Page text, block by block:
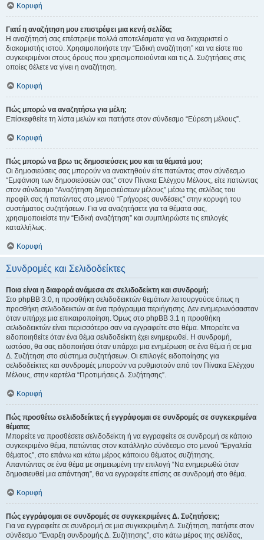
Κορυφή
Γιατί η αναζήτηση μου επιστρέφει μια κενή σελίδα;
Η αναζήτησή σας επέστρεψε πολλά αποτελέσματα για να διαχειριστεί ο
διακομιστής ιστού. Χρησιμοποιήστε την “Ειδική αναζήτηση” και να είστε πιο
συγκεκριμένοι στους όρους που χρησιμοποιούνται και τις Δ. Συζητήσεις στις
οποίες θέλετε να γίνει η αναζήτηση.
Κορυφή
Πώς μπορώ να αναζητήσω για μέλη;
Επίσκεφθείτε τη λίστα μελών και πατήστε στον σύνδεσμο “Εύρεση μέλους”.
Κορυφή
Πώς μπορώ να βρω τις δημοσιεύσεις μου και τα θέματά μου;
Οι δημοσιεύσεις σας μπορούν να ανακτηθούν είτε πατώντας στον σύνδεσμο
“Εμφάνιση των δημοσιεύσεών σας” στον Πίνακα Ελέγχου Μέλους, είτε πατώντας
στον σύνδεσμο “Αναζήτηση δημοσιεύσεων μέλους” μέσω της σελίδας του
προφίλ σας ή πατώντας στο μενού “Γρήγορες συνδέσεις” στην κορυφή του
συστήματος συζητήσεων. Για να αναζητήσετε για τα θέματα σας,
χρησιμοποιείστε την “Ειδική αναζήτηση” και συμπληρώστε τις επιλογές
καταλλήλως.
Κορυφή
Συνδρομές και Σελιδοδείκτες
Ποια είναι η διαφορά ανάμεσα σε σελιδοδείκτη και συνδρομή;
Στο phpBB 3.0, η προσθήκη σελιδοδεικτών θεμάτων λειτουργούσε όπως η
προσθήκη σελιδοδεικτών σε ένα πρόγραμμα περιήγησης. Δεν ενημερωνόσασταν
όταν υπήρχε μια επικαιροποίηση. Όμως στο phpBB 3.1 η προσθήκη
σελιδοδεικτών είναι περισσότερο σαν να εγγραφείτε στο θέμα. Μπορείτε να
ειδοποιηθείτε όταν ένα θέμα σελιδοδείκτη έχει ενημερωθεί. Η συνδρομή,
ωστόσο, θα σας ειδοποιήσει όταν υπάρχει μια ενημέρωση σε ένα θέμα ή σε μια
Δ. Συζήτηση στο σύστημα συζητήσεων. Οι επιλογές ειδοποίησης για
σελιδοδείκτες και συνδρομές μπορούν να ρυθμιστούν από τον Πίνακα Ελέγχου
Μέλους, στην καρτέλα “Προτιμήσεις Δ. Συζήτησης”.
Κορυφή
Πώς προσθέτω σελιδοδείκτες ή εγγράφομαι σε συνδρομές σε συγκεκριμένα
θέματα;
Μπορείτε να προσθέσετε σελιδοδείκτη ή να εγγραφείτε σε συνδρομή σε κάποιο
συγκεκριμένο θέμα, πατώντας στον κατάλληλο σύνδεσμο στο μενού "Εργαλεία
θέματος", στο επάνω και κάτω μέρος κάποιου θέματος συζήτησης.
Απαντώντας σε ένα θέμα με σημειωμένη την επιλογή “Να ενημερωθώ όταν
δημοσιευθεί μια απάντηση”, θα να εγγραφείτε επίσης σε συνδρομή στο θέμα.
Κορυφή
Πώς εγγράφομαι σε συνδρομές σε συγκεκριμένες Δ. Συζητήσεις;
Για να εγγραφείτε σε συνδρομή σε μια συγκεκριμένη Δ. Συζήτηση, πατήστε στον
σύνδεσμο “Έναρξη συνδρομής Δ. Συζήτησης”, στο κάτω μέρος της σελίδας,